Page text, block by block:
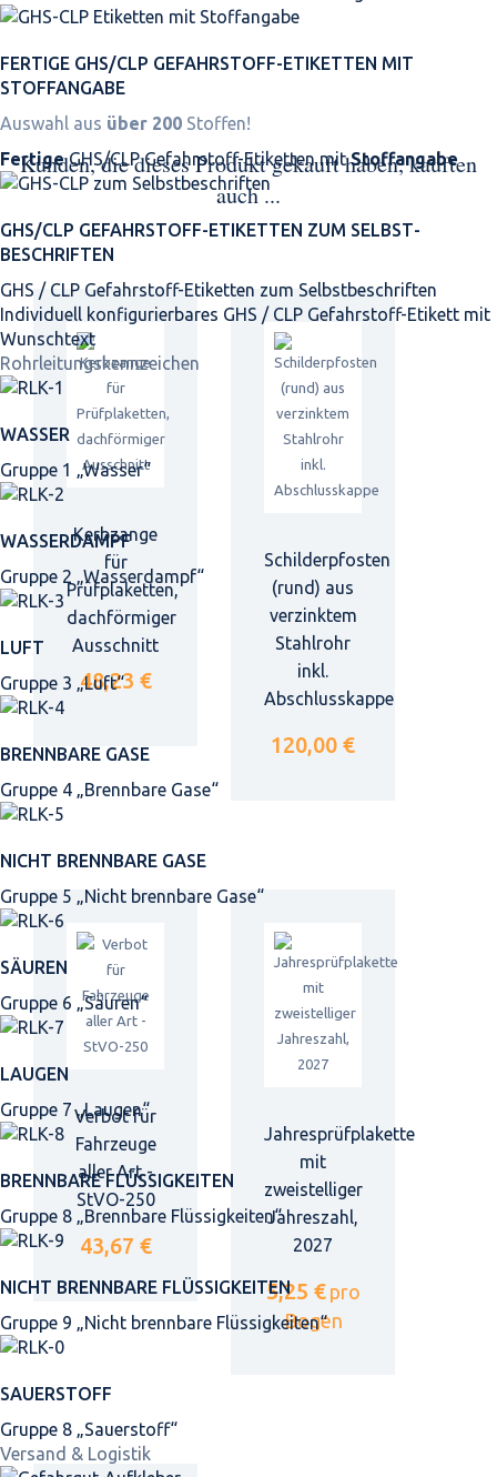
FERTIGE GHS/CLP GEFAHRSTOFF-ETIKETTEN MIT
STOFFANGABE
Auswahl aus über 200 Stoffen!
FertigeGHS/CLP Gefahrstoff-Etiketten mitStoffangabe
GHS/CLP GEFAHRSTOFF-ETIKETTEN ZUM SELBST­
BESCHRIFTEN
GHS / CLP Gefahrstoff-Etiketten zum Selbstbeschriften
Individuell konfigurierbares GHS / CLP Gefahrstoff-Etikett mit
Wunschtext
Rohrleitungskennzeichen
WASSER
Gruppe 1 „Wasser“
WASSERDAMPF
Gruppe 2 „Wasserdampf“
LUFT
Gruppe 3 „Luft“
BRENNBARE GASE
Gruppe 4 „Brennbare Gase“
NICHT BRENNBARE GASE
Gruppe 5 „Nicht brennbare Gase“
SÄUREN
Gruppe 6 „Säuren“
LAUGEN
Gruppe 7 „Laugen“
BRENNBARE FLÜSSIGKEITEN
Gruppe 8 „Brennbare Flüssigkeiten“
NICHT BRENNBARE FLÜSSIGKEITEN
Gruppe 9 „Nicht brennbare Flüssigkeiten“
SAUERSTOFF
Gruppe 8 „Sauerstoff“
Versand & Logistik
Kunden, die dieses Produkt gekauft haben, kauften
auch ...
Kerbzange
für
Prüfplaketten,
dachförmiger
Ausschnitt
48,23 €
Schilderpfosten
(rund) aus
verzinktem
Stahlrohr
inkl.
Abschlusskappe
120,00 €
Verbot für
Fahrzeuge
aller Art -
StVO-250
43,67 €
Jahresprüfplakette
mit
zweistelliger
Jahreszahl,
2027
5,25 € pro
Bogen